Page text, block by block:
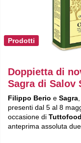
Prodotti
Doppietta di
Sagra di Salov
Filippo Berio e Sagra
presenti dal 5 al 8
occasione di Tuttofood
anteprima assoluta